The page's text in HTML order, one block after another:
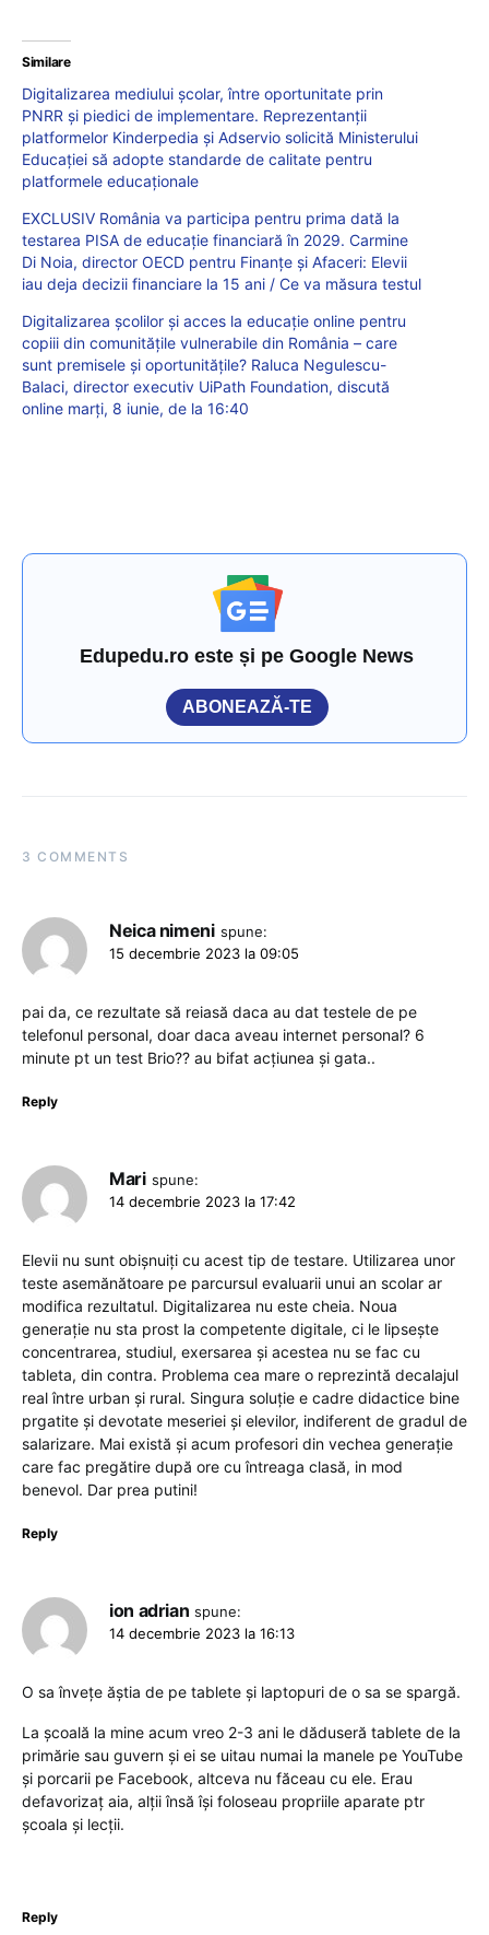
Similare
Digitalizarea mediului școlar, între oportunitate prin
PNRR și piedici de implementare. Reprezentanții
platformelor Kinderpedia și Adservio solicită Ministerului
Educației să adopte standarde de calitate pentru
platformele educaționale
EXCLUSIV România va participa pentru prima dată la
testarea PISA de educație financiară în 2029. Carmine
Di Noia, director OECD pentru Finanțe și Afaceri: Elevii
iau deja decizii financiare la 15 ani / Ce va măsura testul
Digitalizarea școlilor și acces la educație online pentru
copiii din comunitățile vulnerabile din România – care
sunt premisele și oportunitățile? Raluca Negulescu-
Balaci, director executiv UiPath Foundation, discută
online marți, 8 iunie, de la 16:40
Edupedu.ro este și pe Google News
ABONEAZĂ-TE
3 COMMENTS
Neica nimeni spune:
15 decembrie 2023 la 09:05
pai da, ce rezultate să reiasă daca au dat testele de pe
telefonul personal, doar daca aveau internet personal? 6
minute pt un test Brio?? au bifat acțiunea și gata..
Reply
Mari spune:
14 decembrie 2023 la 17:42
Elevii nu sunt obișnuiți cu acest tip de testare. Utilizarea unor
teste asemănătoare pe parcursul evaluarii unui an scolar ar
modifica rezultatul. Digitalizarea nu este cheia. Noua
generație nu sta prost la competente digitale, ci le lipsește
concentrarea, studiul, exersarea și acestea nu se fac cu
tableta, din contra. Problema cea mare o reprezintă decalajul
real între urban și rural. Singura soluție e cadre didactice bine
prgatite și devotate meseriei și elevilor, indiferent de gradul de
salarizare. Mai există și acum profesori din vechea generație
care fac pregătire după ore cu întreaga clasă, in mod
benevol. Dar prea putini!
Reply
ion adrian spune:
14 decembrie 2023 la 16:13
O sa învețe ăștia de pe tablete și laptopuri de o sa se spargă.
La școală la mine acum vreo 2-3 ani le dăduseră tablete de la
primărie sau guvern și ei se uitau numai la manele pe YouTube
și porcarii pe Facebook, altceva nu făceau cu ele. Erau
defavorizaț aia, alții însă își foloseau propriile aparate ptr
școala și lecții.
Reply